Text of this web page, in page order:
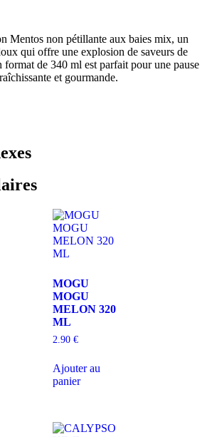
Mentos non pétillante aux baies mix, un
qui offre une explosion de saveurs de
format de 340 ml est parfait pour une pause
et gourmande.
MOGU
MOGU
MELON 320
ML
2.90 €
Ajouter au
panier